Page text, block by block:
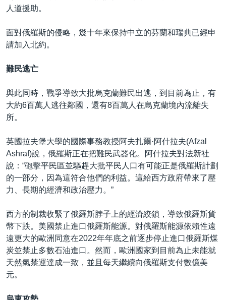
人道援助。
面對俄羅斯的侵略，幾十年來保持中立的芬蘭和瑞典已經申
請加入北約。
難民逃亡
與此同時，戰爭導致大批烏克蘭難民出逃，到目前為止，有
大約6百萬人逃往鄰國，還有8百萬人在烏克蘭境內流離失
所。
英國拉夫堡大學的國際事務教授阿夫扎爾·阿什拉夫(Afzal
Ashraf)說，俄羅斯正在把難民武器化。阿什拉夫對法新社
說：“砲擊平民區並驅趕大批平民人口有可能正是俄羅斯計劃
的一部分，因為這符合他們的利益。這給西方政府帶來了壓
力、長期的經濟和政治壓力。”
西方的制裁收緊了俄羅斯脖子上的經濟絞鎖，導致俄羅斯貨
幣下跌。美國禁止進口俄羅斯能源。對俄羅斯能源依賴性遠
遠更大的歐洲同意在2022年年底之前逐步停止進口俄羅斯煤
炭並禁止多數石油進口。然而，歐洲國家到目前為止未能就
天然氣禁運達成一致，並且每天繼續向俄羅斯支付數億美
元。